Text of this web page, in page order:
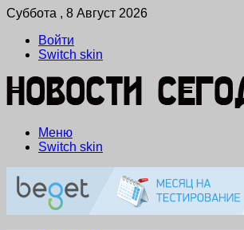
Суббота , 8 Август 2026
Войти
Switch skin
Меню
Switch skin